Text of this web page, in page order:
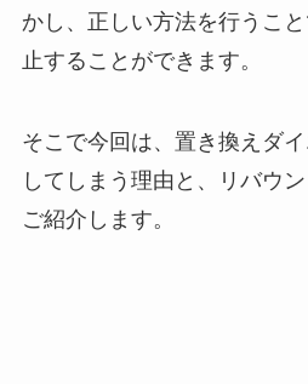
かし、正しい方法を行うこ
止することができます。
そこで今回は、置き換えダ
してしまう理由と、リバウ
ご紹介します。